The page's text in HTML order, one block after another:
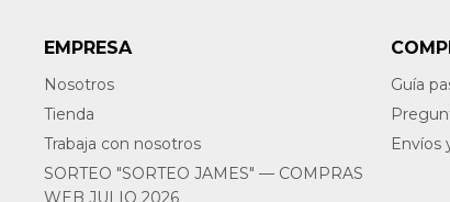
EMPRESA
Nosotros
Tienda
Trabaja con nosotros
SORTEO "SORTEO JAMES" — COMPRAS
WEB JULIO 2026
Guía
Envíos